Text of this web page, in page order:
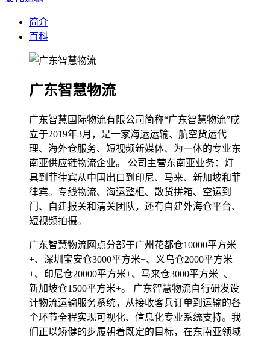
简介
百科
广东智慧物流
广东智慧国际物流有限公司简称“广东智慧物流”成
立于2019年3月，是一家海运运输、航空货运代
理、海外仓服务、短视频新媒体、为一体的专业东
南亚供应链物流企业。 公司主营东南亚业务：灯
具到菲律宾从中国出口到印尼、马来、新加坡和菲
律宾。专线物流、海运整柜、散货拼箱、空运到
门、自建报关和清关团队，还有自建外海仓平台、
短视频拍摄。
广东智慧物流网点分部于广州花都仓10000平方米
+、深圳宝安仓3000平方米+、义乌仓2000平方米
+、印尼仓20000平方米+、马来仓3000平方米+、
新加坡仓1500平方米+。 广东智慧物流自行研发设
计物流运输服务系统，从接收客兵订单到运输的各
个环节全程实现可视化、信息化专业系统支持。我
们正以矫健的步履朝着既定的目标，在东南亚领域